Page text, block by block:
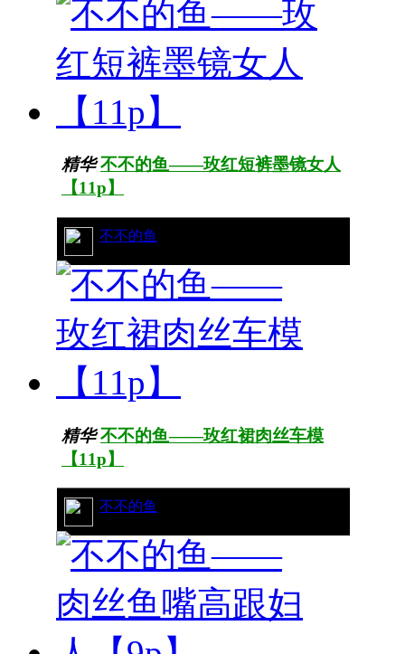
精华 不不的鱼——玫红短裤墨镜女人
【11p】
不不的鱼
精华 不不的鱼——玫红裙肉丝车模
【11p】
不不的鱼